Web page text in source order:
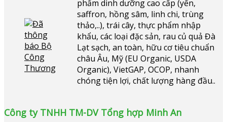
phẩm dinh dưỡng cao cấp (yến,
saffron, hồng sâm, linh chi, trùng
thảo,..), trái cây, thực phẩm nhập
khẩu, các loại đặc sản, rau củ quả Đà
Lạt sạch, an toàn, hữu cơ tiêu chuẩn
châu Âu, Mỹ (EU Organic, USDA
Organic), VietGAP, OCOP, nhanh
chóng tiện lợi, chất lượng hàng đầu..
Công ty TNHH TM-DV Tổng hợp Minh An